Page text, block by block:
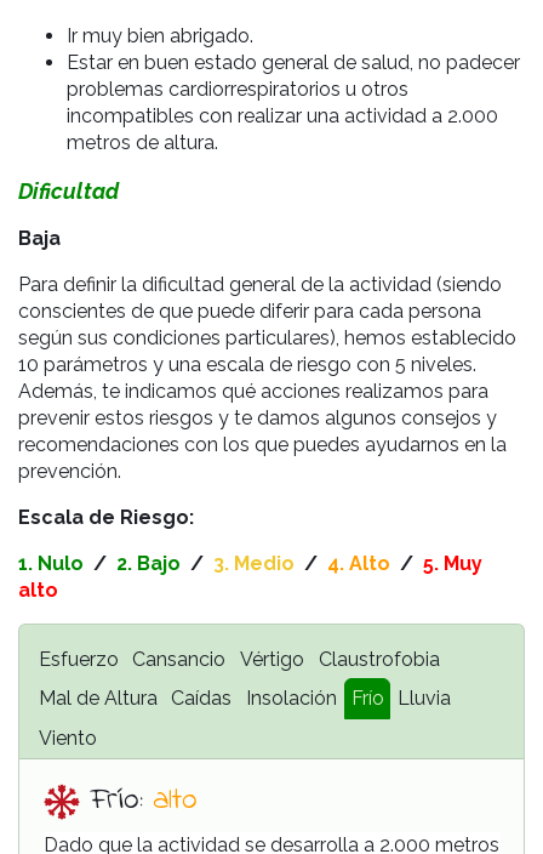
Ir muy bien abrigado.
Estar en buen estado general de salud, no padecer
problemas cardiorrespiratorios u otros
incompatibles con realizar una actividad a 2.000
metros de altura.
Dificultad
Baja
Para definir la dificultad general de la actividad (siendo
conscientes de que puede diferir para cada persona
según sus condiciones particulares), hemos establecido
10 parámetros y una escala de riesgo con 5 niveles.
Además, te indicamos qué acciones realizamos para
prevenir estos riesgos y te damos algunos consejos y
recomendaciones con los que puedes ayudarnos en la
prevención.
Escala de Riesgo:
1. Nulo / 2. Bajo / 3. Medio / 4. Alto / 5. Muy
alto
Esfuerzo Cansancio Vértigo
Claustrofobia
Mal de Altura
Caídas Insolación Frío
Lluvia
Viento
Frío: alto
Dado que la actividad se desarrolla a 2.000 metros